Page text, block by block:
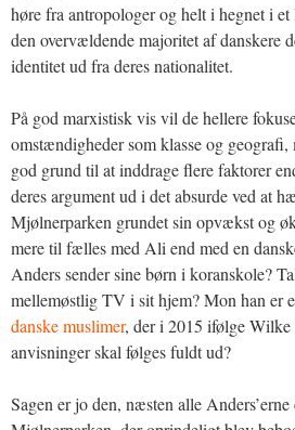
høre fra antropologer og helt i hegnet i
den overvældende majoritet af danskere
identitet ud fra deres nationalitet.
På god marxistisk vis vil de hellere
omstændigheder som klasse og
god grund til at inddrage flere faktorer
deres argument ud i det absurde ved at
Mjølnerparken grundet sin opvækst og
mere til fælles med Ali end med en
Anders sender sine børn i koranskole?
mellemøstlig TV i sit hjem? Mon han er
danske muslimer, der i 2015 ifølge Wilke
anvisninger skal følges fuldt ud?
Sagen er jo den, næsten alle